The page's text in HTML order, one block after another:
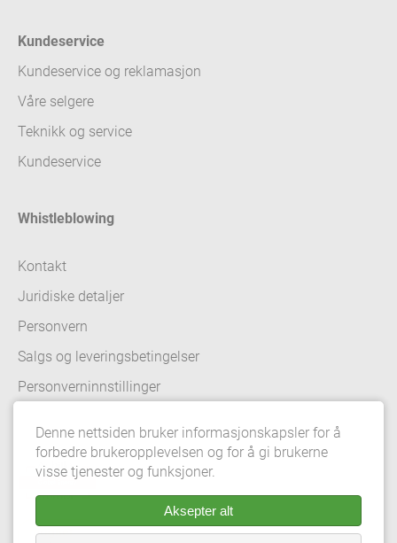
Kundeservice
Kundeservice og reklamasjon
Våre selgere
Teknikk og service
Kundeservice
Whistleblowing
Kontakt
Juridiske detaljer
Personvern
Salgs og leveringsbetingelser
Personverninnstillinger
Denne nettsiden bruker informasjonskapsler for å
forbedre brukeropplevelsen og for å gi brukerne
visse tjenester og funksjoner.
Aksepter alt